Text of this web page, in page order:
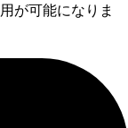
が可能になりま